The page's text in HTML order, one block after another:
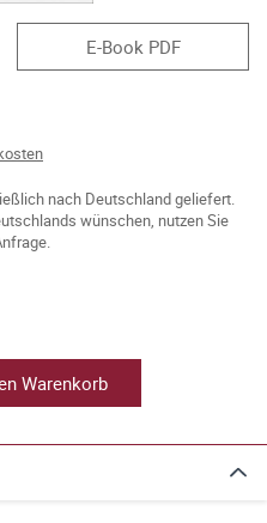
E-Book PDF
nach Deutschland geliefert.
wünschen, nutzen Sie
Warenkorb